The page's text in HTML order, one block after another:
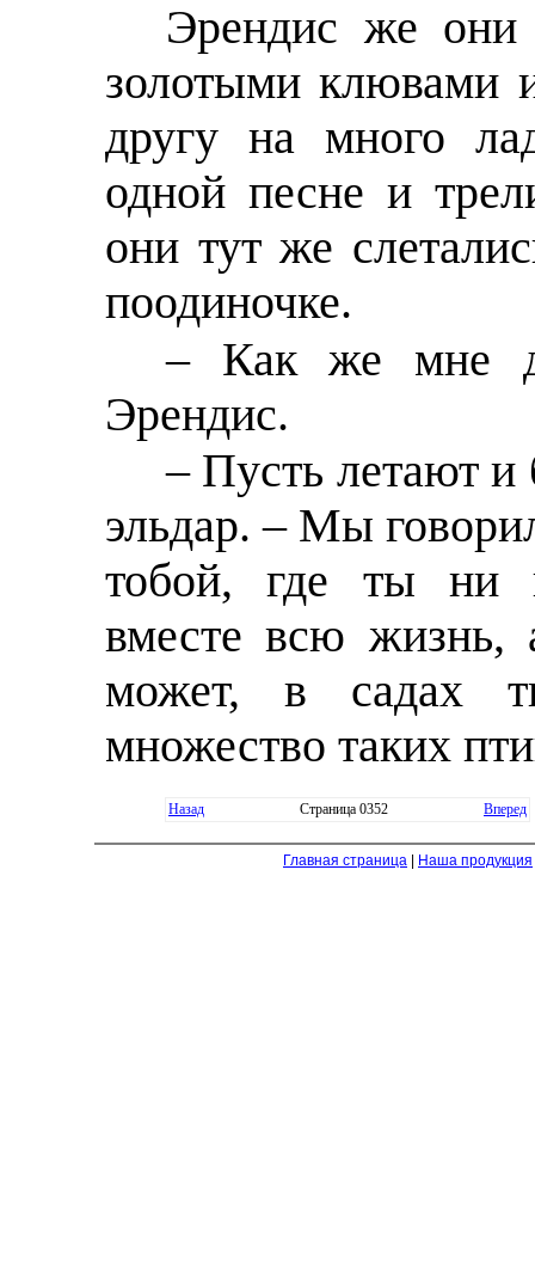
Эрендис же они
золотыми клювами
другу на много
одной песне и
они тут же
поодиночке.
– Как же мне
Эрендис.
– Пусть летают и
эльдар. – Мы
тобой, где ты ни
вместе всю жизнь,
может, в садах
множество таких
Назад Страница 0352 Вперед
Главная страница Наша продукция